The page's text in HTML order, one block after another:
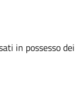
in possesso dei